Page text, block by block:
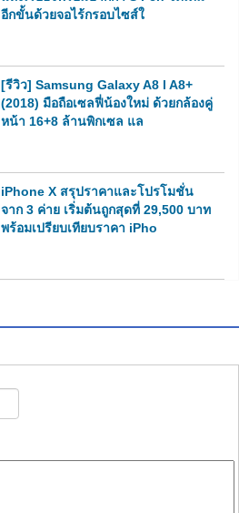
อีกขั้นด้วยจอไร้กรอบไซส์ใ
[รีวิว] Samsung Galaxy A8 l A8+
(2018) มือถือเซลฟี่น้องใหม่ ด้วยกล้องคู่
หน้า 16+8 ล้านพิกเซล แล
iPhone X สรุปราคาและโปรโมชั่น
จาก 3 ค่าย เริ่มต้นถูกสุดที่ 29,500 บาท
พร้อมเปรียบเทียบราคา iPho